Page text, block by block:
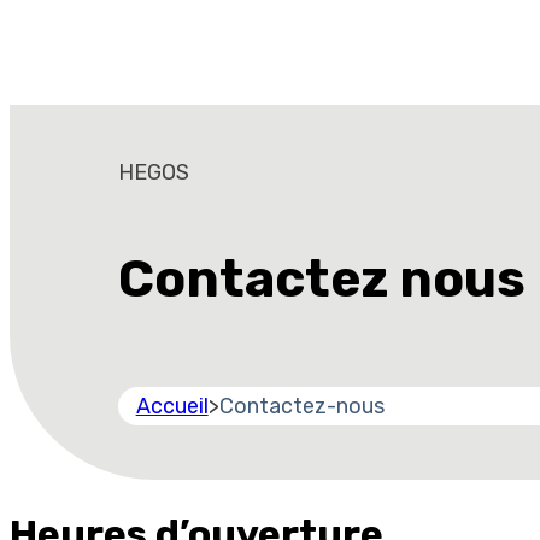
HEGOS
Contactez nous
Accueil>Contactez-nous